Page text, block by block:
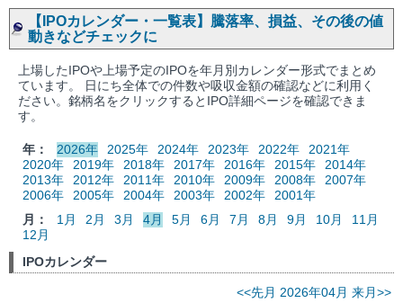
【IPOカレンダー・一覧表】騰落率、損益、その後の値
動きなどチェックに
上場したIPOや上場予定のIPOを年月別カレンダー形式でまとめ
ています。 日にち全体での件数や吸収金額の確認などに利用く
ださい。銘柄名をクリックするとIPO詳細ページを確認できま
す。
年： 2026年 2025年 2024年 2023年 2022年
2021年
2020年
2019年 2018年 2017年 2016年 2015年
2014年
2013年
2012年 2011年 2010年 2009年 2008年
2007年
2006年
2005年 2004年 2003年 2002年
2001年
月：
1月 2月 3月 4月 5月 6月 7月 8月 9月 10月
11月
12月
IPOカレンダー
<<先月 2026年04月 来月>>